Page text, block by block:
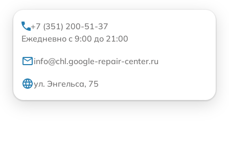
+7 (351) 200-51-37
Ежедневно с 9:00 до 21:00
info@chl.google-repair-center.ru
ул. Энгельса, 75